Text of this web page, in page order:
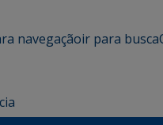
navegaçãoir para busca